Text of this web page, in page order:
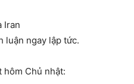
Iran
luận ngay lập tức.
hôm Chủ nhật: